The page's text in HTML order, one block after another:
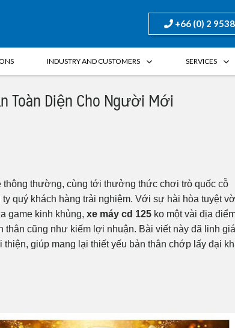
+66 (0) 2
INDUSTRY AND CUSTOMERS SERVICES
Toàn Diện Cho Người Mới
thông thường, cùng tới thưởng thức chơi trò quốc cỗ
quý khách hàng trải nghiệm. Với sự hài hòa tuyệt
game kinh khủng, xe máy cd 125 ko một vài địa
cũng như kiếm lợi nhuận. Bài viết này đã linh
thiện, giúp mang lại thiết yếu bản thân chớp lấy đại